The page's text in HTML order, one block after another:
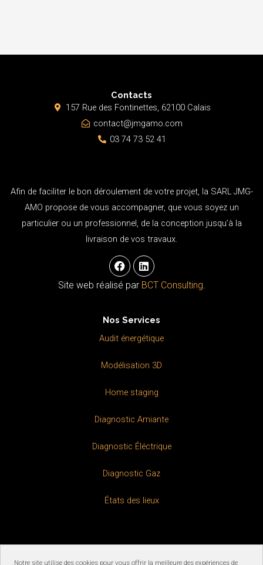
Notre site utilise des cookies pour vous offrir la meilleure des expériences de
Contacts
157 Rue des Fontinettes, 62100 Calais
contact@jmgamo.com
03 74 73 52 41
Afin de faciliter le bon déroulement de votre projet, la SARL JMG-
AMO propose de vous accompagner, que vous soyez un
particulier ou un professionnel, de la conception jusqu’à la
livraison de vos travaux.
F
a
c
e
o
k
L
i
n
k
i
n
Site web réalisé par BCT Consulting.
Nos Services
Audit énergétique
Modélisation 3D
Home staging
Diagnostic Amiante
Diagnostic Éléctrique
Diagnostic Gaz
États des lieux